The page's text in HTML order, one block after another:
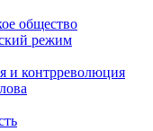
общество
режим
и контрреволюция